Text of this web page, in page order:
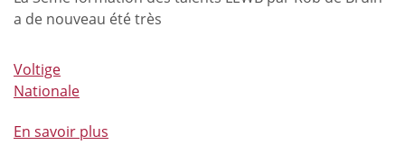
a de nouveau été très
Voltige
Nationale
En savoir plus